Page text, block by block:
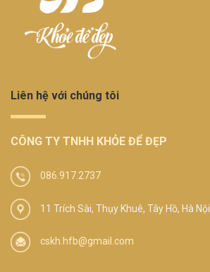
Liên hệ với chúng tôi
CÔNG TY TNHH KHỎE ĐỂ ĐẸP
086.917.2737
11 Trích Sài, Thụy Khuê, Tây Hồ, Hà Nội
cskh.hfb@gmail.com